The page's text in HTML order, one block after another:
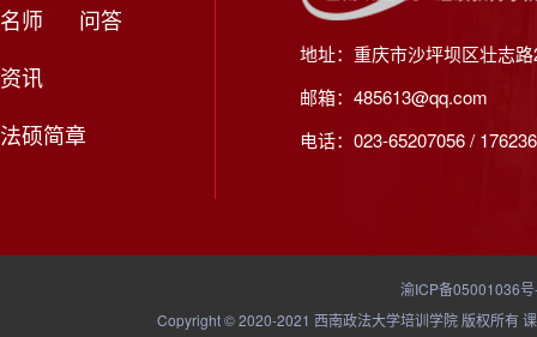
名师
问答
资讯
法硕简章
地址：重庆市沙坪坝区壮志
邮箱：485613@qq.com
电话：023-65207056 /
渝ICP备05001036
Copyright © 2020-2021 西南政法大学培训学院 版权所有